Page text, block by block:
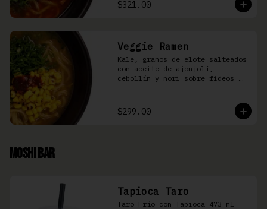
$321.00
Veggie Ramen
Kale, granos de elote salteados
con aceite de ajonjolí,
cebollín y nori sobre fideos
$299.00
Moshi Bar
Tapioca Taro
Taro Frío con Tapioca 473 ml